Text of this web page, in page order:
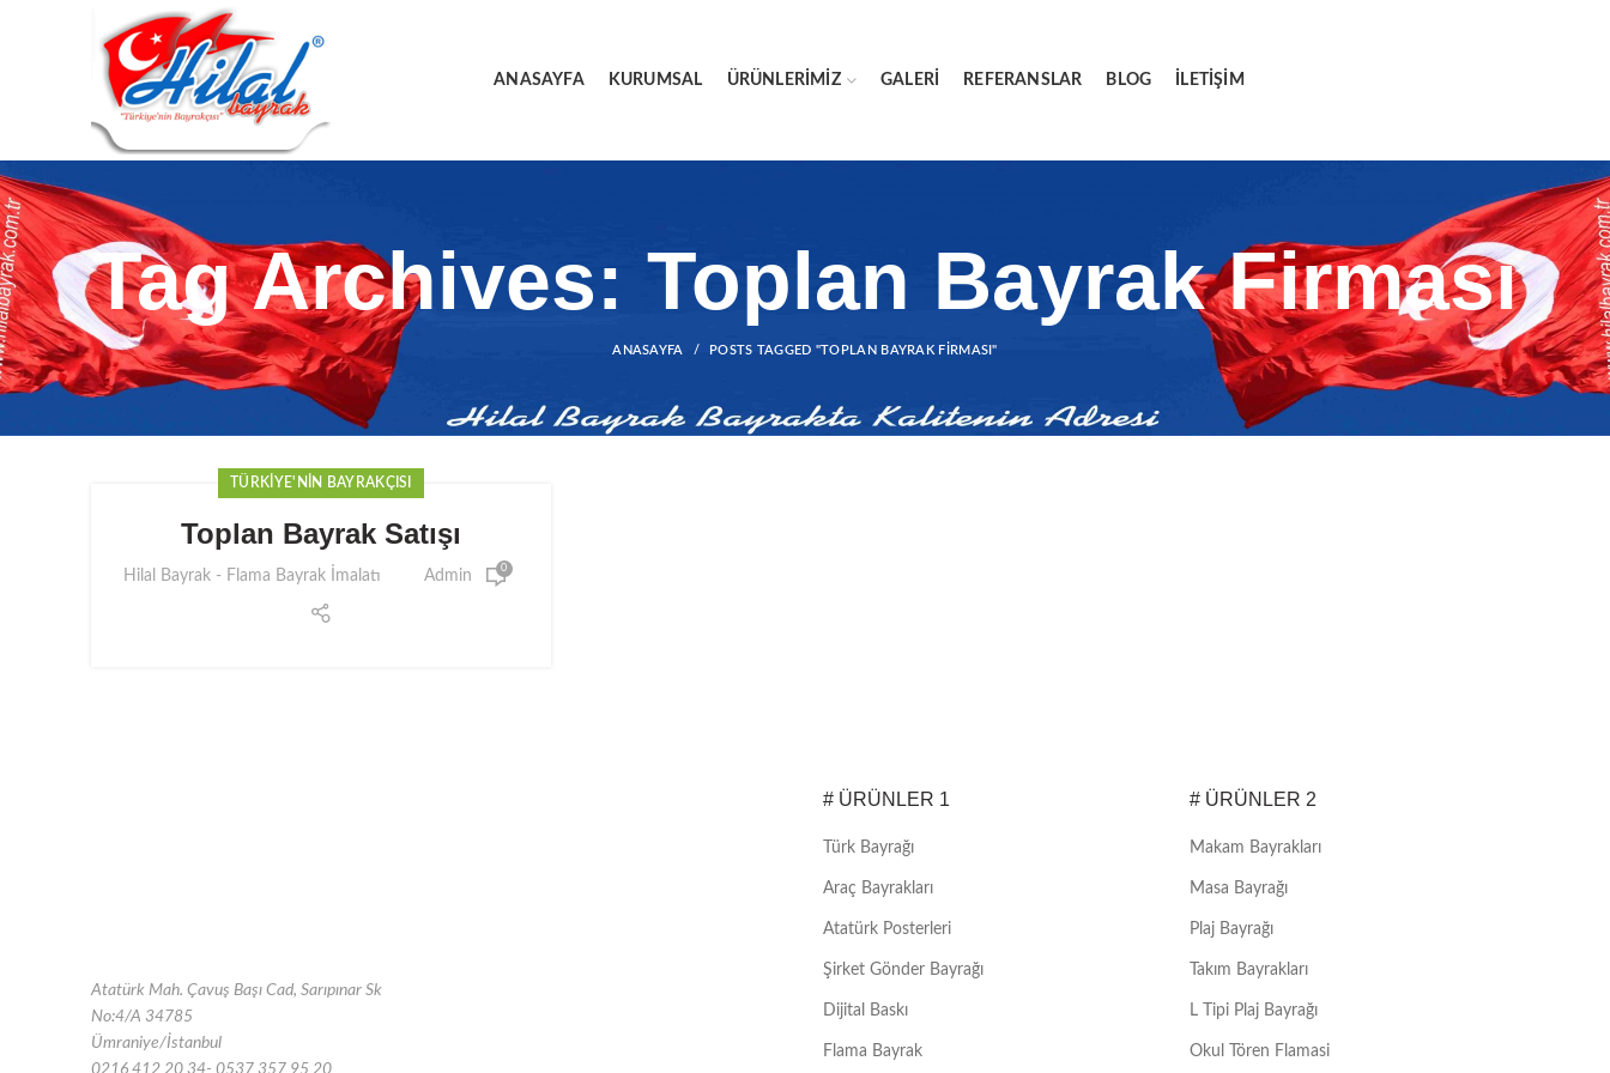
ANASAYFA KURUMSAL ÜRÜNLERIMIZ GALERI REFERANSLAR BLOG İLETIŞIM
Tag Archives: Toplan Bayrak Firması
ANASAYFA POSTS TAGGED "TOPLAN BAYRAK FIRMASI"
TÜRKIYE'NIN BAYRAKÇISI
Toplan Bayrak Satışı
Hilal Bayrak - Flama Bayrak İmalatı Admin 0
Atatürk Mah. Çavuş Başı Cad, Sarıpınar Sk
No:4/A 34785
Ümraniye/İstanbul
0216 412 20 34- 0537 357 95 20
# ÜRÜNLER 1
Türk Bayrağı
Araç Bayrakları
Atatürk Posterleri
Şirket Gönder Bayrağı
Dijital Baskı
Flama Bayrak
# ÜRÜNLER 2
Makam Bayrakları
Masa Bayrağı
Plaj Bayrağı
Takım Bayrakları
L Tipi Plaj Bayrağı
Okul Tören Flamasi